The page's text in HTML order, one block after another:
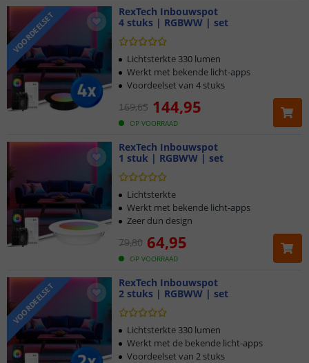
VOORDEELSET
RexTech Inbouwspot
4 stuks | RGBWW | set
OP VOORRAAD
169,65 144,95
Lichtsterkte 330 lumen
Werkt met bekende licht-apps
Voordeelset van 4 stuks
RexTech Inbouwspot
1 stuk | RGBWW | set
OP VOORRAAD
79,80 64,95
Lichtsterkte
Werkt met bekende licht-apps
Zeer dun design
VOORDEELSET
RexTech Inbouwspot
2 stuks | RGBWW | set
Lichtsterkte 330 lumen
Werkt met de bekende licht-apps
Voordeelset van 2 stuks